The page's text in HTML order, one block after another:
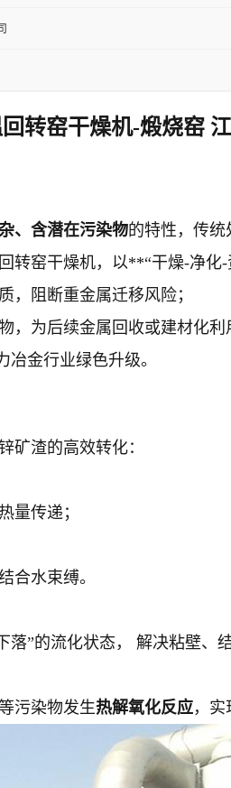
转窑干燥机-煅烧窑
、含潜在污染物的特性，传
窑干燥机，以**“干燥-净化
，阻断重金属迁移风险；
，为后续金属回收或建材化利
冶金行业绿色升级。
矿渣的高效转化：
量传递；
合水束缚。
落”的流化状态， 解决粘壁、
污染物发生热解氧化反应，实